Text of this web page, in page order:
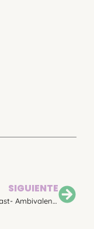
SIGUIENTE
-MiniPodcast- Ambivalencia ¿Cuándo saltar las alarmas?